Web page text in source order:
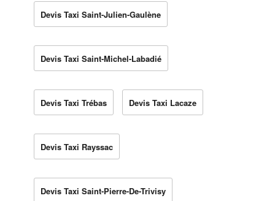
Devis Taxi Saint-Julien-Gaulène
Devis Taxi Saint-Michel-Labadié
Devis Taxi Trébas Devis Taxi Lacaze
Devis Taxi Rayssac
Devis Taxi Saint-Pierre-De-Trivisy